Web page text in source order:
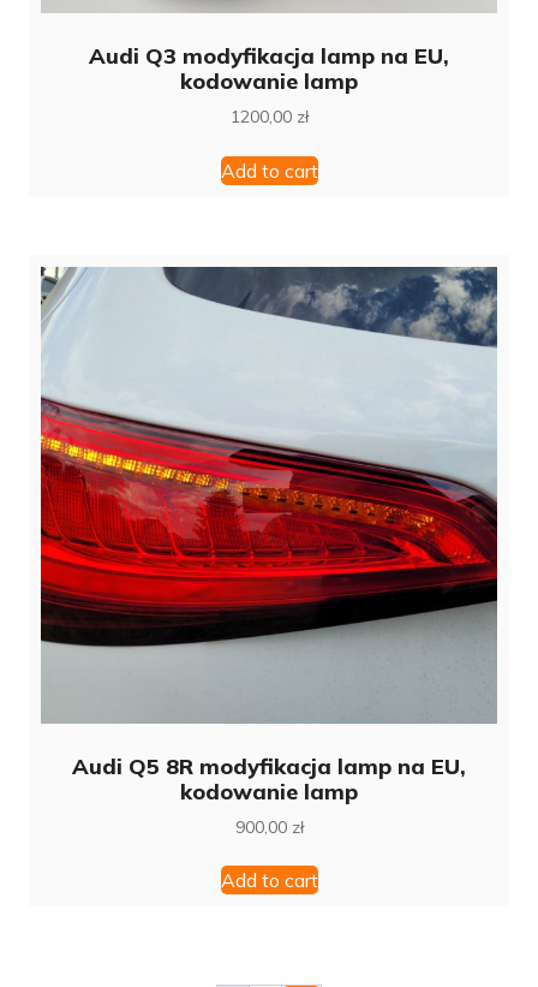
Audi Q3 modyfikacja lamp na EU,
kodowanie lamp
1200,00 zł
Add to cart
Audi Q5 8R modyfikacja lamp na EU,
kodowanie lamp
900,00 zł
Add to cart